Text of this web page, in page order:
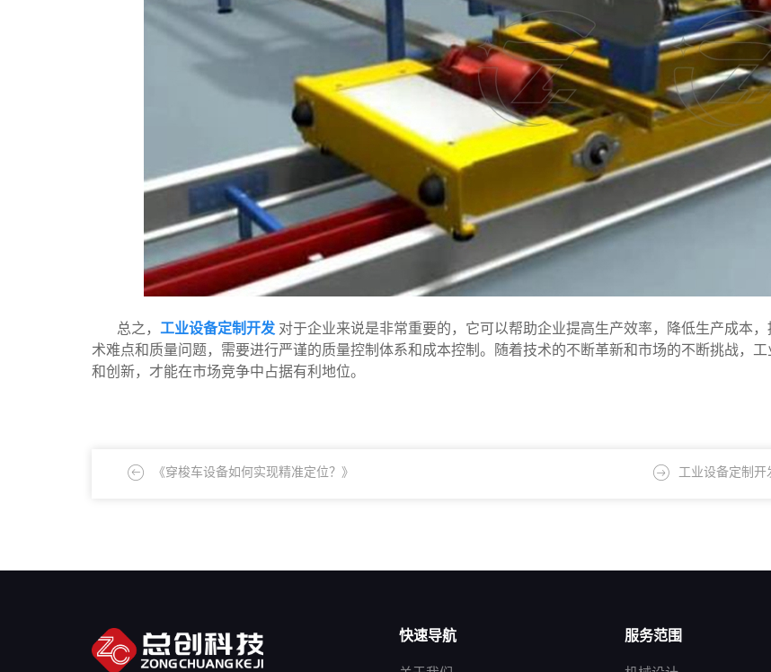
总之， 工业设备定制开发 对于企业来说是非常重要的，它可以帮助企业提高生产效率，降低生产成本
术难点和质量问题，需要进行严谨的质量控制体系和成本控制。随着技术的不断革新和市场的不断挑战，
和创新，才能在市场竞争中占据有利地位。
《穿梭车设备如何实现精准定位？》 工业设备定制开
快速导航 服务范围